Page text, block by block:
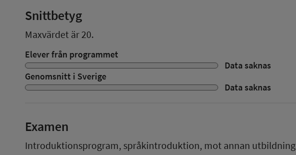
Snittbetyg
Maxvärdet är 20.
Elever från programmet
Data saknas
Genomsnitt i Sverige
Data saknas
Examen
Introduktionsprogram, språkintroduktion, mot annan utbildning